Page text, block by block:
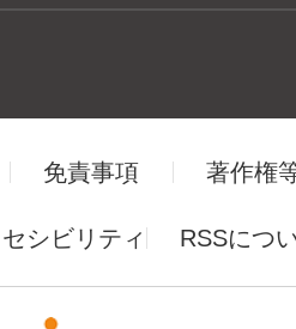
免責事項 著作権
シビリティ RSSにつ